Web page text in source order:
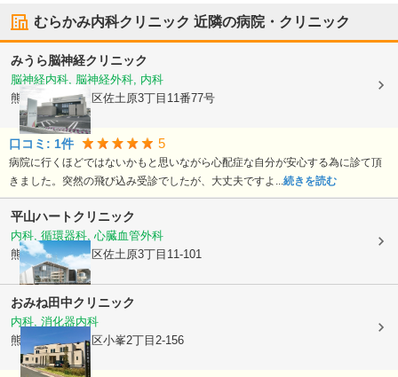
むらかみ内科クリニック 近隣の病院・クリニック
みうら脳神経クリニック
脳神経内科, 脳神経外科, 内科
熊本県熊本市東区佐土原3丁目11番77号
口コミ: 1件 5
病院に行くほどではないかもと思いながら心配症な自分が安心する為に診て頂
きました。突然の飛び込み受診でしたが、大丈夫ですよ...続きを読む
平山ハートクリニック
内科, 循環器科, 心臓血管外科
熊本県熊本市東区佐土原3丁目11-101
おみね田中クリニック
内科, 消化器内科
熊本県熊本市東区小峯2丁目2-156